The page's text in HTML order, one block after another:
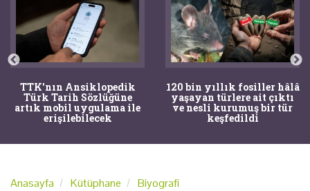
TTK'nın Ansiklopedik
Türk Tarih Sözlüğüne
artık mobil uygulama ile
erişilebilecek
120 bin yıllık fosiller hâlâ
yaşayan türlere ait çıktı
ve nesli kurumuş bir tür
keşfedildi
Anasayfa Kütüphane Biyografi